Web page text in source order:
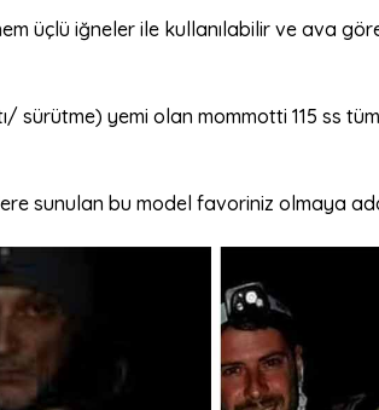
üçlü iğneler ile kullanılabilir ve ava
sürütme) yemi olan mommotti 115
sunulan bu model favoriniz olmaya